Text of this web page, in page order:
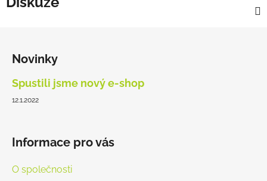
Novinky
Spustili jsme nový e-shop
12.1.2022
Informace pro vás
O společnosti